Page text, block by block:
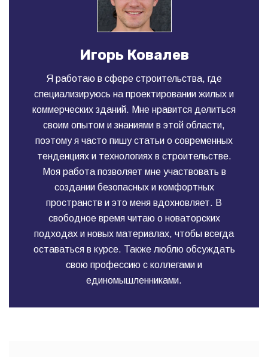
Игорь Ковалев
Я работаю в сфере строительства, где
специализируюсь на проектировании жилых и
коммерческих зданий. Мне нравится делиться
своим опытом и знаниями в этой области,
поэтому я часто пишу статьи о современных
тенденциях и технологиях в строительстве.
Моя работа позволяет мне участвовать в
создании безопасных и комфортных
пространств и это меня вдохновляет. В
свободное время читаю о новаторских
подходах и новых материалах, чтобы всегда
оставаться в курсе. Также люблю обсуждать
свою профессию с коллегами и
единомышленниками.